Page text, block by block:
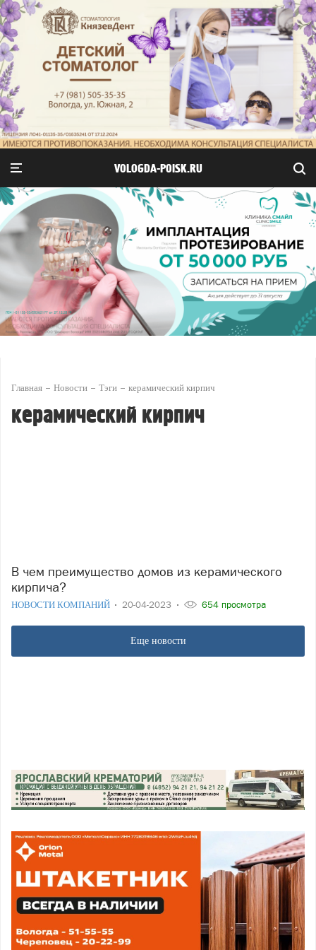
VOLOGDA-POISK.RU
Главная Новости Тэги керамический кирпич
керамический кирпич
В чем преимущество домов из керамического
кирпича?
НОВОСТИ КОМПАНИЙ 20-04-2023 654 просмотра
Еще новости